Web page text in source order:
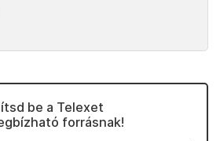
be a Telexet
forrásnak!